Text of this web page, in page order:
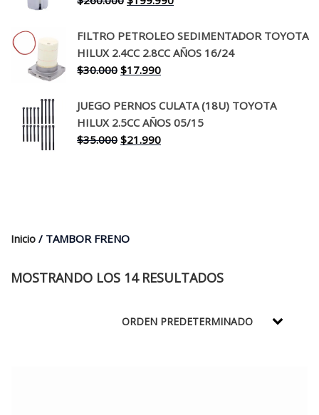
original
era:
$260.000.
actual
es:
FILTRO PETROLEO SEDIMENTADOR TOYOTA
HILUX 2.4CC 2.8CC AÑOS 16/24
$30.000 El
original
era:
$30.000.
$17.990El
actual
es:
$17.990.
JUEGO PERNOS CULATA (18U) TOYOTA
HILUX 2.5CC AÑOS 05/15
$35.000 El
$21.990El
Inicio / TAMBOR FRENO
MOSTRANDO LOS 14 RESULTADOS